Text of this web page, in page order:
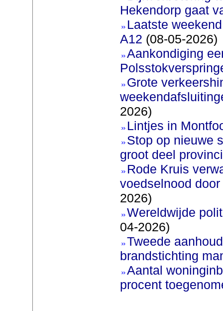
Hekendorp gaat
Laatste
A12 (08-05-2026)
Aankondiging
Grote
2026)
Lintjes in
Stop op nieuwe
groot deel
Rode Kruis
voedselnood
2026)
Wereldwijde
04-2026)
Tweede
brandstichting
Aantal
procent